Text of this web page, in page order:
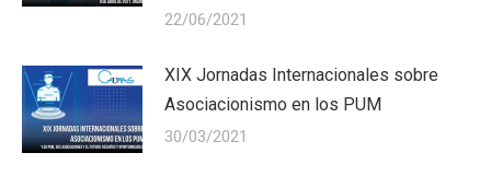
22/06/2021
XIX Jornadas Internacionales sobre
Asociacionismo en los PUM
30/03/2021